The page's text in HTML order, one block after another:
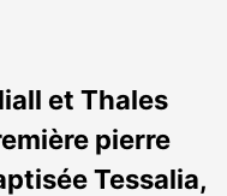
et Thales
pierre
Tessalia,